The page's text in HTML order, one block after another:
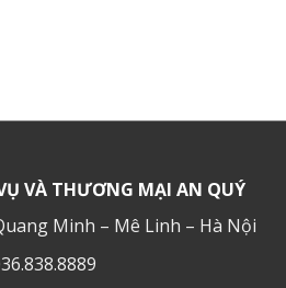
VÀ THƯƠNG MẠI AN QUÝ
Minh – Mê Linh – Hà Nội